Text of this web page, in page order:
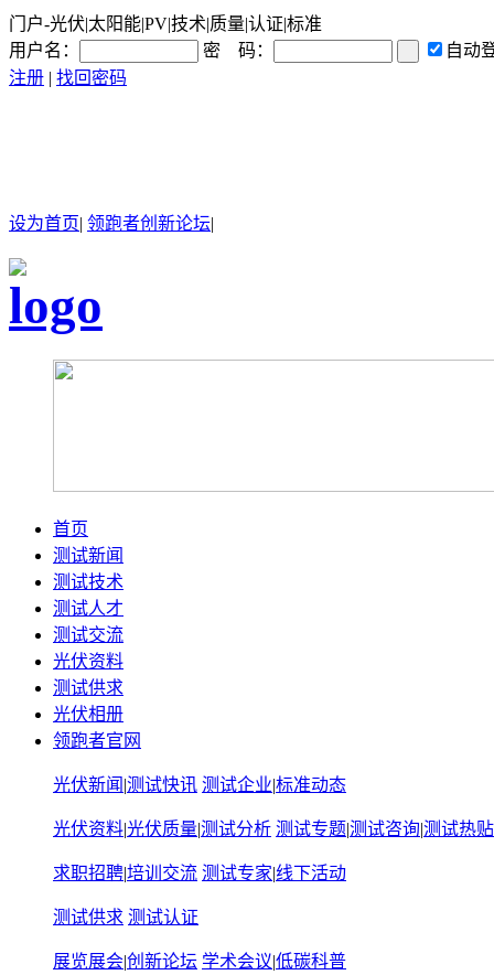
门户-光伏|太阳能|PV|技术|质量|认证|标准
用户名：
密 码：
自动
注册 | 找回密码
设为首页| 领跑者创新论坛|
首页
测试新闻
测试技术
测试人才
测试交流
光伏资料
测试供求
光伏相册
领跑者官网
光伏新闻 |测试快讯 测试企业|标准动态
光伏资料|光伏质量|测试分析 测试专题|测试咨询|测试热贴
求职招聘|培训交流 测试专家|线下活动
测试供求 测试认证
展览展会|创新论坛 学术会议|低碳科普